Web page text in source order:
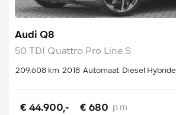
Audi Q8
50 TDI Quattro Pro Line S
209.608 km 2018 Automaat Diesel Hybride
€ 44.900,- € 680 p.m.